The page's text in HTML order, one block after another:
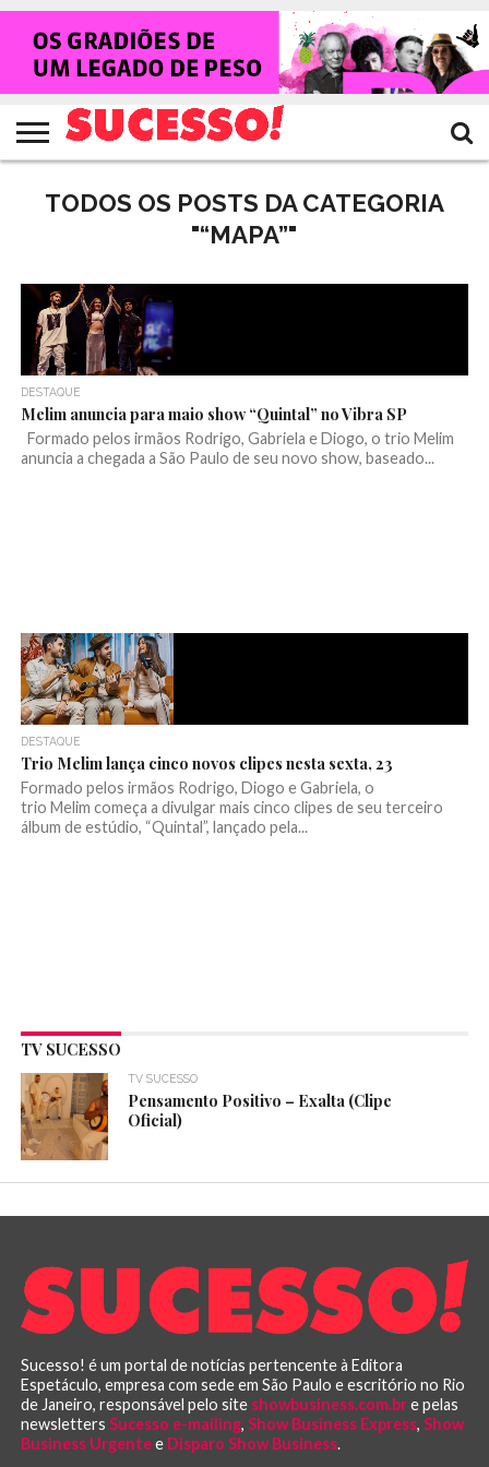
HOME
NOTÍCIAS
SHOWS
ENTREVISTAS
CLIQUES
RANKING
CROWLEY
TV
SUCESSO!
REVISTA
SUCESSO!
TODOS OS POSTS DA CATEGORIA
"“MAPA”"
DESTAQUE
Melim anuncia para maio show “Quintal” no Vibra SP
Formado pelos irmãos Rodrigo, Gabriela e Diogo, o trio Melim
anuncia a chegada a São Paulo de seu novo show, baseado...
DESTAQUE
Trio Melim lança cinco novos clipes nesta sexta, 23
Formado pelos irmãos Rodrigo, Diogo e Gabriela, o
trio Melim começa a divulgar mais cinco clipes de seu terceiro
álbum de estúdio, “Quintal”, lançado pela...
TV SUCESSO
TV SUCESSO
Pensamento Positivo – Exalta (Clipe
Oficial)
Sucesso! é um portal de notícias pertencente à Editora
Espetáculo, empresa com sede em São Paulo e escritório no Rio
de Janeiro, responsável pelo site showbusiness.com.bre pelas
newsletters Sucesso e-mailing, Show Business Express, Show
Business Urgentee Disparo Show Business.